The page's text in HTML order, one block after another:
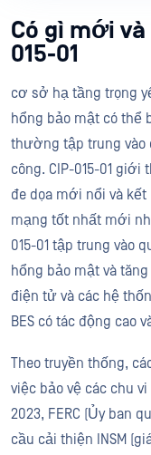
Có gì mới
015-01
cơ sở hạ tầng trọng
hổng bảo mật có thể
thường tập trung vào
công. CIP-015-01
đe dọa mới nổi và
mạng tốt nhất mới
015-01 tập trung vào
hổng bảo mật và
điện tử và các hệ
BES có tác động cao
Theo truyền thống,
việc bảo vệ các chu
2023, FERC (Ủy ban
cầu cải thiện INSM